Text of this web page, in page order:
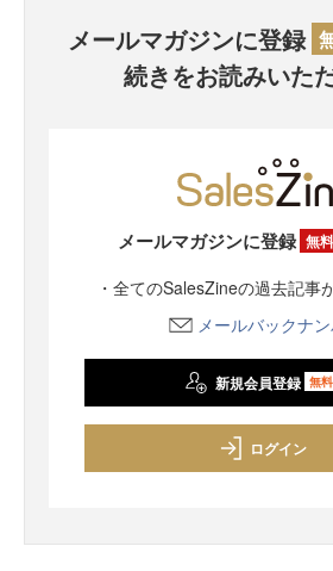
メールマガジンに登録
続きをお読みいた
メールマガジンに登録 無料
・全てのSalesZineの過去記事
メールバックナ
新規会員登録 無料
ログイン